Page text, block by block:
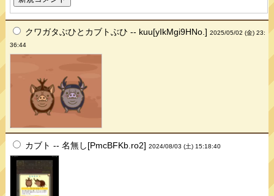
クワガタぶひとカブトぶひ -- kuu[yIkMgi9HNo.]2025/05/02 (金) 23:
36:44
カブト -- 名無し[PmcBFKb.ro2]2024/08/03 (土) 15:18:40